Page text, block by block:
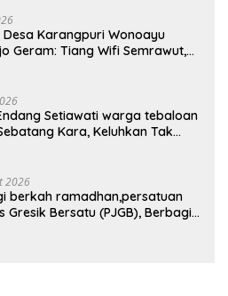
Karangpuri Wonoayu
Geram: Tiang Wifi Semrawut,
Setiawati warga tebaloan
Kara, Keluhkan Tak
2026
berkah ramadhan,persatuan
Gresik Bersatu (PJGB), Berbagi